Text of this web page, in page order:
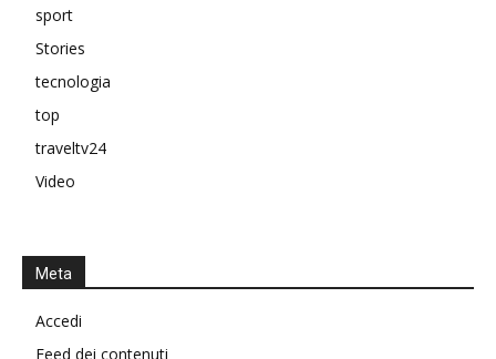
sport
Stories
tecnologia
top
traveltv24
Video
Meta
Accedi
Feed dei contenuti